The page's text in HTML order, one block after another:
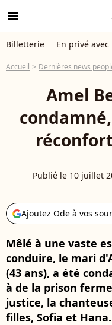
menu
Billetterie En privé avec
Accueil Dernières news
Amel
Publié le 10 juillet
Ajoutez Ode à vos
Mêlé à une vaste
conduire, le mari
(43 ans), a été
à de la prison
justice, la
filles, Sofia et Hana.